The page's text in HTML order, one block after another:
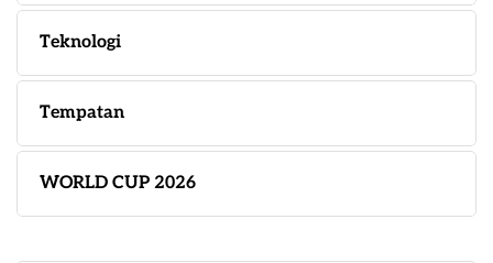
Teknologi
Tempatan
WORLD CUP 2026